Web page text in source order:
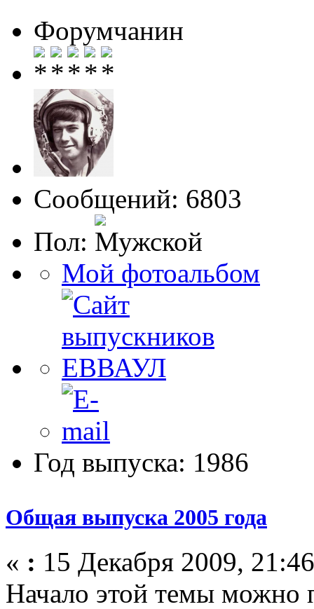
Форумчанин
Сообщений: 6803
Пол:
Мой фотоальбом
Год выпуска: 1986
Общая выпуска 2005 года
« : 15 Декабря 2009,
Начало этой темы можно